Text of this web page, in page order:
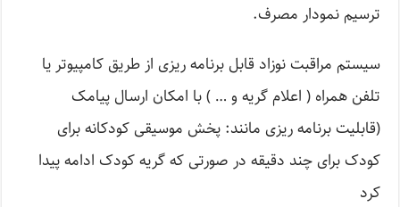
ترسیم نمودار مصرف.
سیستم مراقبت نوزاد قابل برنامه ریزی از طریق کامپیوتر یا
تلفن همراه ( اعلام گریه و … ) با امکان ارسال پیامک
(قابلیت برنامه ریزی مانند: پخش موسیقی کودکانه برای
کودک برای چند دقیقه در صورتی که گریه کودک ادامه پیدا
کرد